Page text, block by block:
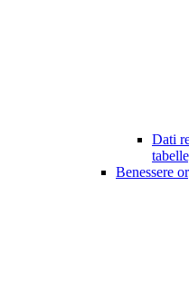
Dati
Benessere